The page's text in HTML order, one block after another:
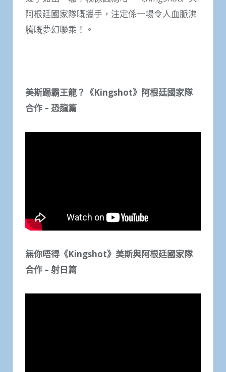
阿根廷國家隊嘅攜手，注定係一場令人血脈沸
騰嘅夢幻聯乘！。
美斯踢霸王龍？《Kingshot》阿根廷國家隊
合作 – 恐龍篇
無你唔得《Kingshot》美斯與阿根廷國家隊
合作 – 射日篇